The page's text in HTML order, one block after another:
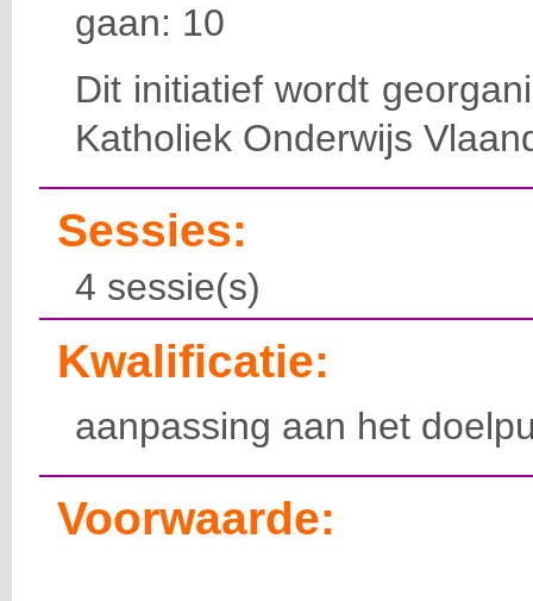
gaan: 10
Dit initiatief wordt
Katholiek Onderwijs
Sessies:
4 sessie(s)
Kwalificatie:
aanpassing aan het
Voorwaarde: